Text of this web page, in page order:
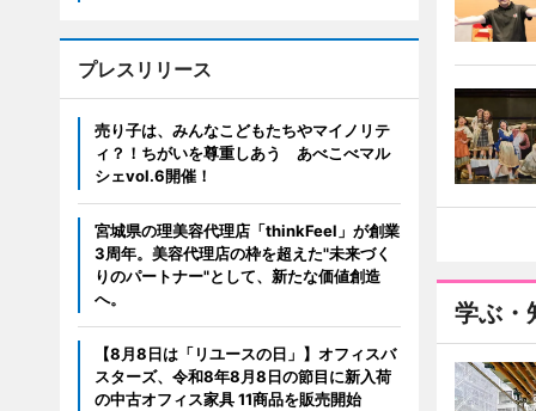
学ぶ・
プレスリリース
売り子は、みんなこどもたちやマイノリテ
ィ？！ちがいを尊重しあう あべこべマル
シェvol.6開催！
宮城県の理美容代理店「thinkFeel」が創業
3周年。美容代理店の枠を超えた"未来づく
りのパートナー"として、新たな価値創造
へ。
【8月8日は「リユースの日」】オフィスバ
スターズ、令和8年8月8日の節目に新入荷
の中古オフィス家具 11商品を販売開始